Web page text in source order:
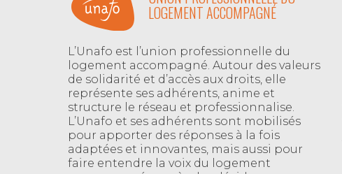
LOGEMENT ACCOMPAGNÉ
L’Unafo est l’union professionnelle du
logement accompagné. Autour des valeurs
de solidarité et d’accès aux droits, elle
représente ses adhérents, anime et
structure le réseau et professionnalise.
L’Unafo et ses adhérents sont mobilisés
pour apporter des réponses à la fois
adaptées et innovantes, mais aussi pour
faire entendre la voix du logement